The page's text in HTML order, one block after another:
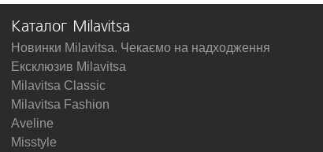
Каталог Milavitsa
Новинки Milavitsa. Чекаємо на надходження
Ексклюзив Milavitsa
Milavitsa Classic
Milavitsa Fashion
Aveline
Misstyle